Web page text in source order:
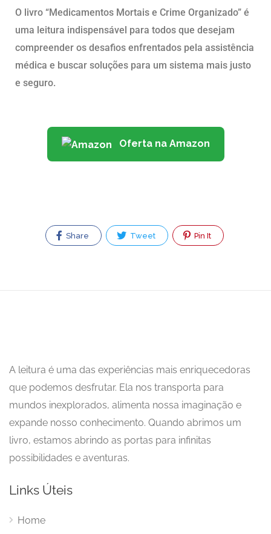
O livro “Medicamentos Mortais e Crime Organizado” é
uma leitura indispensável para todos que desejam
compreender os desafios enfrentados pela assistência
médica e buscar soluções para um sistema mais justo
e seguro.
Oferta na Amazon
Share Tweet Pin It
A leitura é uma das experiências mais enriquecedoras
que podemos desfrutar. Ela nos transporta para
mundos inexplorados, alimenta nossa imaginação e
expande nosso conhecimento. Quando abrimos um
livro, estamos abrindo as portas para infinitas
possibilidades e aventuras.
Links Úteis
Home